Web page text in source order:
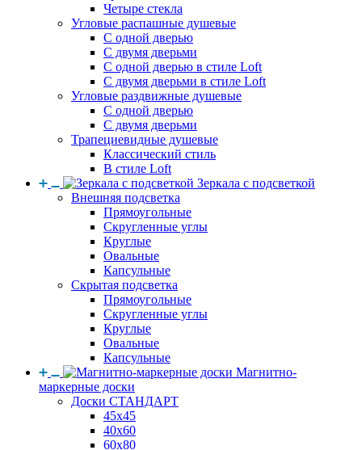
Четыре стекла
Угловые распашные душевые
С одной дверью
С двумя дверьми
С одной дверью в стиле Loft
С двумя дверьми в стиле Loft
Угловые раздвижные душевые
С одной дверью
С двумя дверьми
Трапециевидные душевые
Классический стиль
В стиле Loft
Зеркала с подсветкой
Внешняя подсветка
Прямоугольные
Скругленные углы
Круглые
Овальные
Капсульные
Скрытая подсветка
Прямоугольные
Скругленные углы
Круглые
Овальные
Капсульные
Магнитно-
маркерные доски
Доски СТАНДАРТ
45x45
40x60
60x80